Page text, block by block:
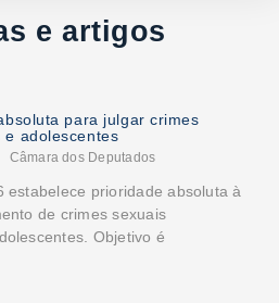
e artigos
para julgar crimes
e adolescentes
Câmara dos Deputados
estabelece prioridade absoluta à
de crimes sexuais
Objetivo é